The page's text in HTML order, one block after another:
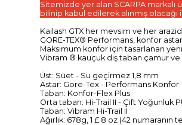
Sitemizde yer alan SCARPA markalı
bilinip kabul edilerek alınmış
Kailash GTX her mevsim ve her
GORE-TEX® Performans, konfor astar
Maksimum konfor için tasarlanan
Vibram ® kauçuk dış taban çamur ve
Üst: Süet - Su geçirmez 1,8 mm
Astar: Gore-Tex - Performans Konfor
Taban: Konfor-Flex Plus
Orta taban: Hi-Trail II - Çift Yoğunluk
Taban: Vibram Hi-Trail II
Ağırlık: 678g, 1 £ 8 oz (42 numaranın